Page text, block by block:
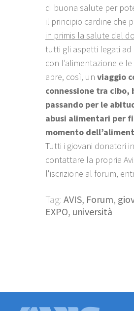
di buona salute per
il principio cardine che
in primis la salute del
tutti gli aspetti legati
con l’alimentazione e
apre, così, un viaggio
connessione tra
passando per le
abusi alimentari per
momento
Tutti i giovani donatori
contattare la propria
l'iscrizione al forum,
Tag: AVIS, Forum,
EXPO, università